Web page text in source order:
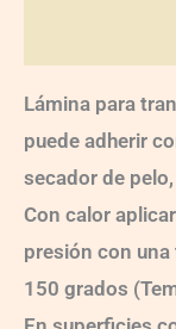
Lámina para
puede adherir
secador de
Con calor
presión con
150 grados